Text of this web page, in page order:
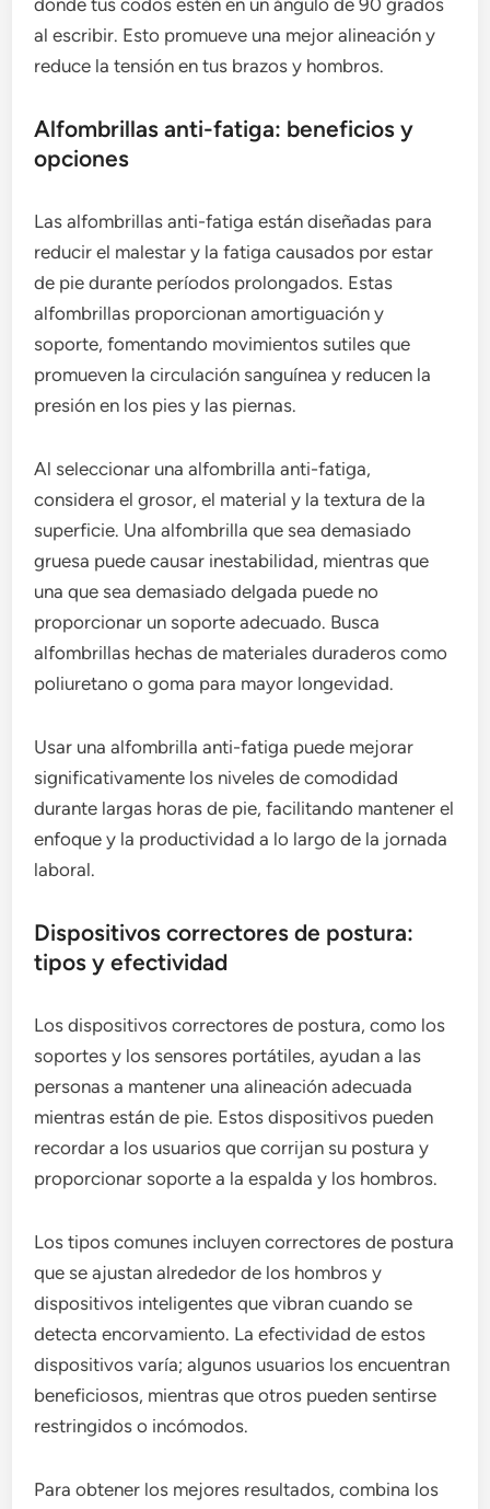
al escribir. Esto promueve una mejor alineación y
reduce la tensión en tus brazos y hombros.
Alfombrillas anti-fatiga: beneficios y
opciones
Las alfombrillas anti-fatiga están diseñadas para
reducir el malestar y la fatiga causados por estar
de pie durante períodos prolongados. Estas
alfombrillas proporcionan amortiguación y
soporte, fomentando movimientos sutiles que
promueven la circulación sanguínea y reducen la
presión en los pies y las piernas.
Al seleccionar una alfombrilla anti-fatiga,
considera el grosor, el material y la textura de la
superficie. Una alfombrilla que sea demasiado
gruesa puede causar inestabilidad, mientras que
una que sea demasiado delgada puede no
proporcionar un soporte adecuado. Busca
alfombrillas hechas de materiales duraderos como
poliuretano o goma para mayor longevidad.
Usar una alfombrilla anti-fatiga puede mejorar
significativamente los niveles de comodidad
durante largas horas de pie, facilitando mantener el
enfoque y la productividad a lo largo de la jornada
laboral.
Dispositivos correctores de postura:
tipos y efectividad
Los dispositivos correctores de postura, como los
soportes y los sensores portátiles, ayudan a las
personas a mantener una alineación adecuada
mientras están de pie. Estos dispositivos pueden
recordar a los usuarios que corrijan su postura y
proporcionar soporte a la espalda y los hombros.
Los tipos comunes incluyen correctores de postura
que se ajustan alrededor de los hombros y
dispositivos inteligentes que vibran cuando se
detecta encorvamiento. La efectividad de estos
dispositivos varía; algunos usuarios los encuentran
beneficiosos, mientras que otros pueden sentirse
restringidos o incómodos.
Para obtener los mejores resultados, combina los